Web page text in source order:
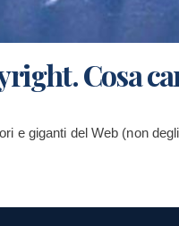
Cosa
e giganti del Web (non